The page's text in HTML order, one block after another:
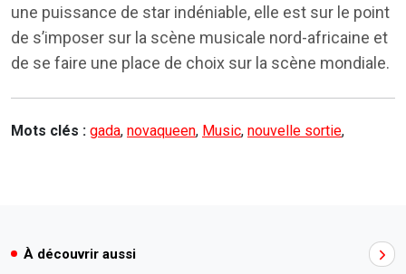
une puissance de star indéniable, elle est sur le point
de s’imposer sur la scène musicale nord-africaine et
de se faire une place de choix sur la scène mondiale.
Mots clés : gada, novaqueen, Music, nouvelle sortie,
À découvrir aussi